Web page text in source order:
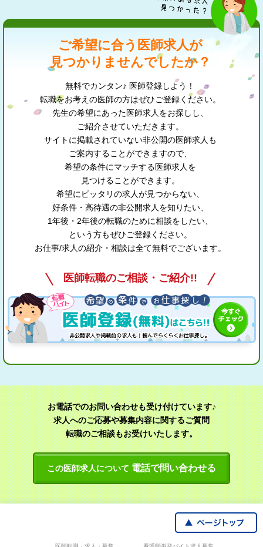
ご希望に合う医師求人が
見つかりませんでしたか？
無料でカンタン♪ 医師登録しよう！
転職をお考えの医師の方はぜひご登録ください。
先生の希望にあった医師求人をお探しし、
ご紹介させていただきます。
サイトに掲載されていない非公開の医師求人も
ご案内することができますので、
希望の条件にマッチする医師求人を
見つけることができます。
希望にピッタリの求人が見つからない、
好条件・高待遇の非公開求人を知りたい、
1年後・2年後の転職のために相談をしたい、
という方もぜひご登録ください。
お仕事/求人の紹介・相談は全て無料でございます。
医師転職のご相談・ご紹介!!
お電話でのお問い合わせも受け付けています♪
求人へのご応募や募集内容に関するご質問
転職のご相談もお受けいたします。
この医師求人について 電話で問い合わせる